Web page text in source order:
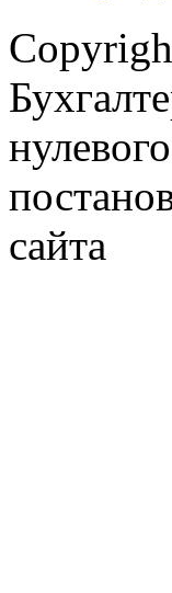
сайта